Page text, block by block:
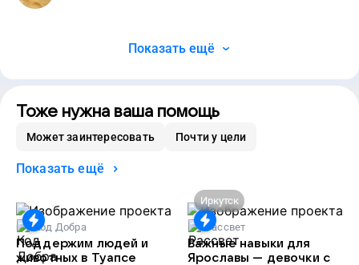
Показать ещё
Тоже нужна ваша помощь
Может заинтересовать Почти у цели
Показать ещё
Код Добра
Поддержим людей и
животных в Туапсе
Иркутск
Рассвет
Важные навыки для
Ярославы — девочки с